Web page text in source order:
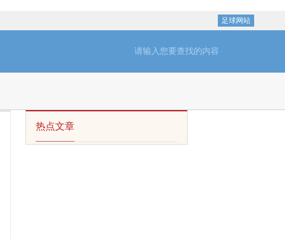
足球网站
热点文章